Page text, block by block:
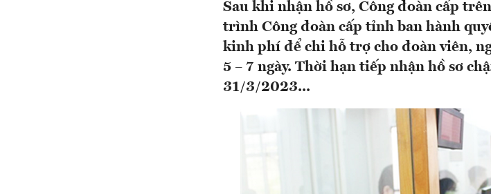
Sau khi nhận hồ sơ, Công đoàn cấp
trình Công đoàn cấp tỉnh ban hành
kinh phí để chi hỗ trợ cho đoàn viên,
5 – 7 ngày. Thời hạn tiếp nhận hồ sơ
31/3/2023...